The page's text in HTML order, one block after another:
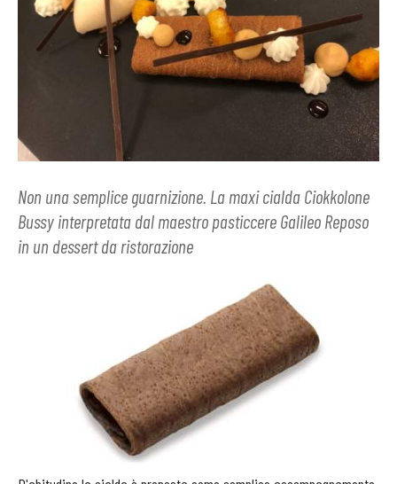
Non una semplice guarnizione. La maxi cialda Ciokkolone
Bussy interpretata dal maestro pasticcere Galileo Reposo
in un dessert da ristorazione